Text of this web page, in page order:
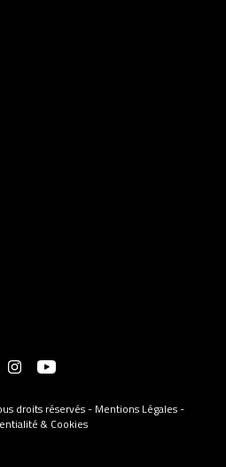
droits réservés - Mentions Légales-
& Cookies